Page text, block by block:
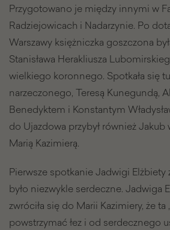
Przygotowano je między innymi w
Radziejowicach i Nadarzynie. Po
Warszawy księżniczka goszczona
Stanisława Herakliusza
wielkiego koronnego. Spotkała się
narzeczonego, Teresą Kunegundą,
Benedyktem i Konstantym
do Ujazdowa przybył również Jakub
Marią Kazimierą.
Pierwsze spotkanie Jadwigi Elżbiety
było niezwykle serdeczne. Jadwiga
zwróciła się do Marii Kazimiery, że ta
powstrzymać łez i od serdecznego